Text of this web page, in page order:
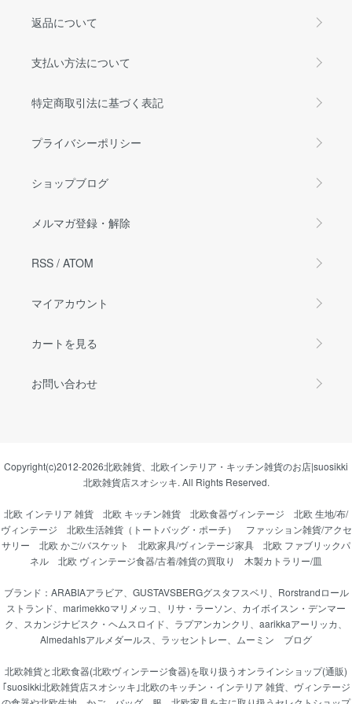
返品について
支払い方法について
特定商取引法に基づく表記
プライバシーポリシー
ショップブログ
メルマガ登録・解除
RSS / ATOM
マイアカウント
カートを見る
お問い合わせ
Copyright(c)2012-2026北欧雑貨、北欧インテリア・キッチン雑貨のお店|suosikki
北欧雑貨店スオシッキ. All Rights Reserved.
北欧 インテリア 雑貨 北欧 キッチン雑貨 北欧食器ヴィンテージ
北欧 生地/布/
ヴィンテージ
北欧生活雑貨（トートバッグ・ポーチ）
ファッション雑貨/アクセ
サリー
北欧 かご/バスケット 北欧家具/ヴィンテージ家具
北欧 ファブリックパ
ネル
北欧 ヴィンテージ食器/古着/雑貨の買取り 木製カトラリー/皿
ブランド： ARABIAアラビア GUSTAVSBERGグスタフスベリ
Rorstrandロール
ストランド
marimekkoマリメッコ リサ・ラーソン
カイボイスン・デンマー
ク
スカンジナビスク・ヘムスロイド ラプアンカンクリ aarikkaアーリッカ
Almedahlsアルメダールス
ラッセントレー ムーミン ブログ
北欧雑貨と北欧食器(北欧ヴィンテージ食器)を取り扱うオンラインショップ(通販)
｢suosikki北欧雑貨店スオシッキ｣北欧のキッチン・インテリア 雑貨、ヴィンテージ